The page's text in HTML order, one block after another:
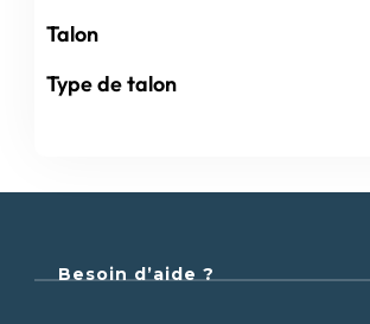
Talon
Type de talon
Besoin d’aide ?